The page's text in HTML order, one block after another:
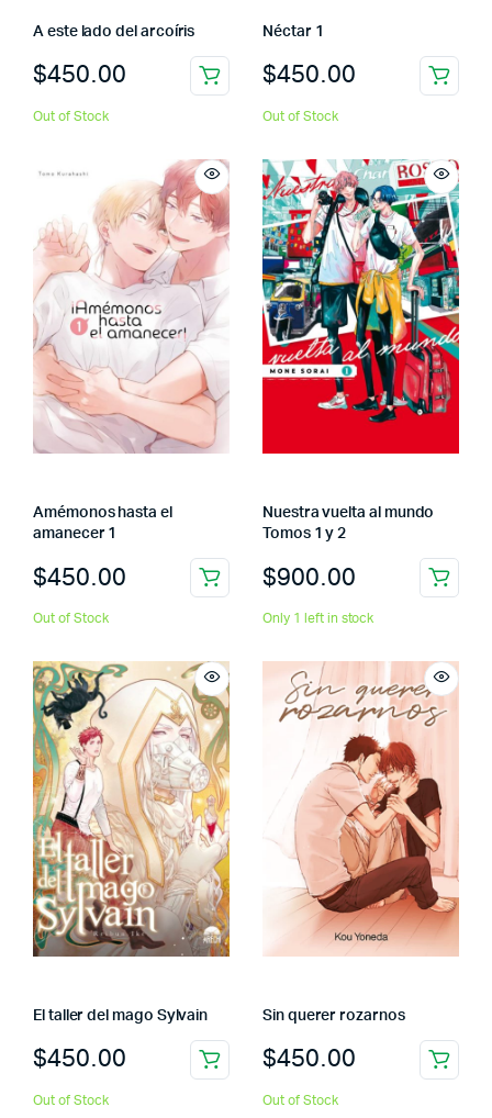
A este lado del arcoíris
$450.00
Out of Stock
Néctar 1
$450.00
Out of Stock
Amémonos hasta el
amanecer 1
$450.00
Out of Stock
Nuestra vuelta al mundo
Tomos 1 y 2
$900.00
Only 1 left in stock
El taller del mago Sylvain
$450.00
Out of Stock
Sin querer rozarnos
$450.00
Out of Stock